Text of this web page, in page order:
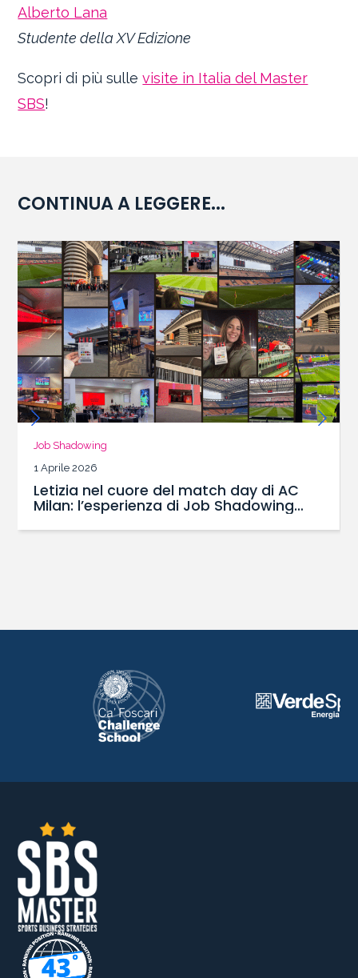
Alberto Lana
Studente della XV Edizione
Scopri di più sullevisite in Italia del Master
SBS!
CONTINUA A LEGGERE...
Job Shadowing
1 Aprile 2026
Letizia nel cuore del match day di AC
Milan: l’esperienza di Job Shadowing